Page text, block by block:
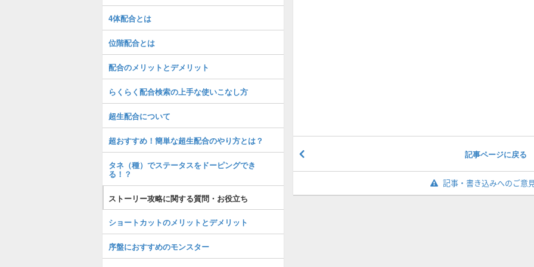
記事ページに戻る
記事・書き込みへのご意
4体配合とは
位階配合とは
配合のメリットとデメリット
らくらく配合検索の上手な使いこなし方
超生配合について
超おすすめ！簡単な超生配合のやり方とは？
タネ（種）でステータスをドーピングでき
る！？
ストーリー攻略に関する質問・お役立ち
ショートカットのメリットとデメリット
序盤におすすめのモンスター